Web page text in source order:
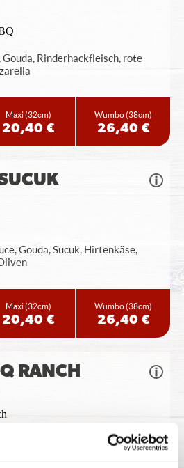
Gouda, Rinderhackfleisch, rote
Maxi(32cm)
20,40 €
Wumbo(38cm)
26,40 €
Gouda, Sucuk, Hirtenkäse,
Maxi(32cm)
20,40 €
Wumbo(38cm)
26,40 €
RANCH
mehr